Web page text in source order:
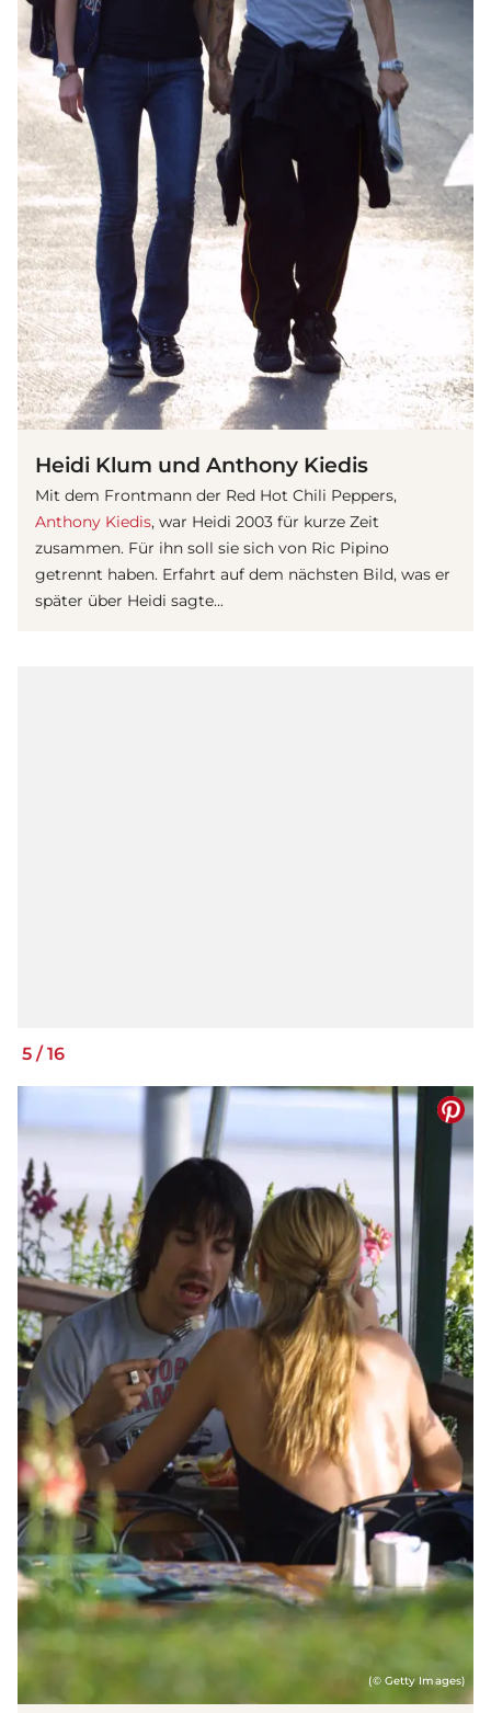
(© Getty Images)
Heidi Klum und Anthony Kiedis
Mit dem Frontmann der Red Hot Chili Peppers,
Anthony Kiedis, war Heidi 2003 für kurze Zeit
zusammen. Für ihn soll sie sich von Ric Pipino
getrennt haben. Erfahrt auf dem nächsten Bild, was er
später über Heidi sagte...
5 /16
(© Getty Images)